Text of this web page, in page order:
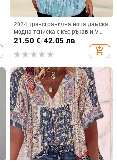
2024 трансгранична нова дамска
модна тениска с къс ръкав и V-
образно деколте, градиент и
21.50 €/42.05 лв
add_shopping_cart